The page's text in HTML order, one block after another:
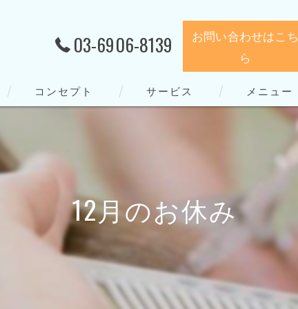
03-6906-8139
お問い合わせはこち
ら
コンセプト サービス メニュー
12月のお休み